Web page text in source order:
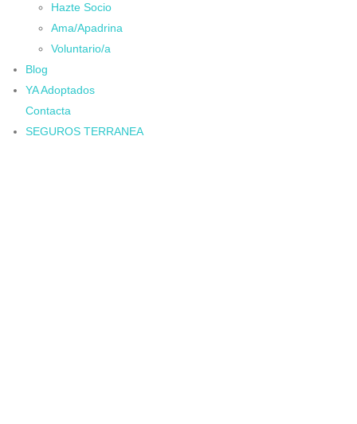
Hazte Socio
Ama/Apadrina
Voluntario/a
Blog
YA Adoptados
Contacta
SEGUROS TERRANEA